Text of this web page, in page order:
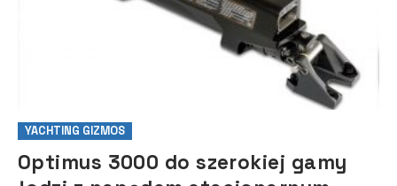
YACHTING GIZMOS
Optimus 3000 do szerokiej gamy